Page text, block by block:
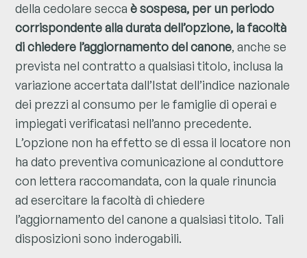
della cedolare seccaè sospesa, per un periodo
corrispondente alla durata dell’opzione, la facoltà
di chiedere l’aggiornamento del canone, anche se
prevista nel contratto a qualsiasi titolo, inclusa la
variazione accertata dall’Istat dell’indice nazionale
dei prezzi al consumo per le famiglie di operai e
impiegati verificatasi nell’anno precedente.
L’opzione non ha effetto se di essa il locatore non
ha dato preventiva comunicazione al conduttore
con lettera raccomandata, con la quale rinuncia
ad esercitare la facoltà di chiedere
l’aggiornamento del canone a qualsiasi titolo. Tali
disposizioni sono inderogabili.